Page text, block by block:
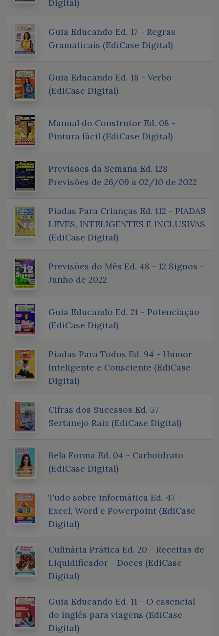
Digital)
Guia Educando Ed. 17 - Regras
Gramaticais (EdiCase Digital)
Guia Educando Ed. 18 - Verbo
(EdiCase Digital)
Manual do Construtor Ed. 08 -
Pintura fácil (EdiCase Digital)
Previsões da Semana Ed. 128 -
Previsões de 26/09 a 02/10 de 2022
Piadas Para Crianças Ed. 112 - PIADAS
LEVES, INTELIGENTES E INCLUSIVAS
(EdiCase Digital)
Previsões do Mês Ed. 48 - 12 Signos -
Junho de 2022
Guia Educando Ed. 21 - Potenciação
(EdiCase Digital)
Piadas Para Todos Ed. 94 - Humor
Inteligente e Consciente (EdiCase
Digital)
Cifras dos Sucessos Ed. 57 -
Sertanejo Raiz (EdiCase Digital)
Bela Forma Ed. 04 - Carboidrato
(EdiCase Digital)
Tudo sobre informática Ed. 47 -
Excel, Word e Powerpoint (EdiCase
Digital)
Culinária Prática Ed. 20 - Receitas de
Liquidificador - Doces (EdiCase
Digital)
Guia Educando Ed. 11 - O essencial
do inglês para viagens (EdiCase
Digital)